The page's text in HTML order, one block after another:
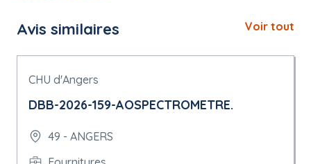
Avis similaires Voir tout
CHU d'Angers
DBB-2026-159-AOSPECTROMETRE.
49 - ANGERS